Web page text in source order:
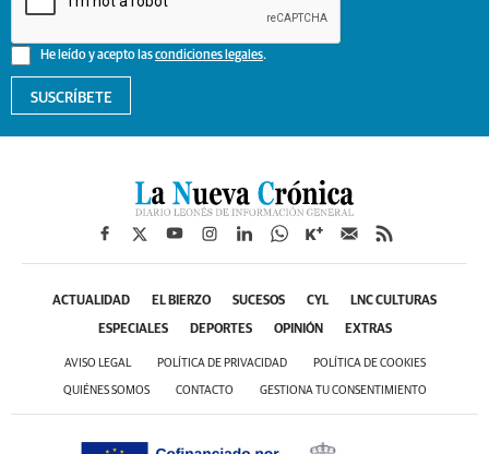
He leído y acepto lascondiciones legales.
SUSCRÍBETE
ACTUALIDAD EL BIERZO SUCESOS CYL LNC CULTURAS
ESPECIALES DEPORTES OPINIÓN EXTRAS
AVISO LEGAL POLÍTICA DE PRIVACIDAD POLÍTICA DE COOKIES
QUIÉNES SOMOS CONTACTO GESTIONA TU CONSENTIMIENTO